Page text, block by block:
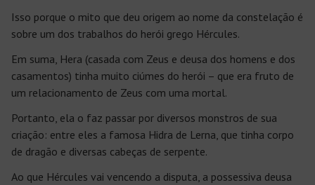
Isso porque o mito que deu origem ao nome da constelação é
sobre um dos trabalhos do herói grego Hércules.
Em suma, Hera (casada com Zeus e deusa dos homens e dos
casamentos) tinha muito ciúmes do herói – que era fruto de
um relacionamento de Zeus com uma mortal.
Portanto, ela o faz passar por diversos monstros de sua
criação: entre eles a famosa Hidra de Lerna, que tinha corpo
de dragão e diversas cabeças de serpente.
Ao que Hércules vai vencendo a disputa, a possessiva deusa